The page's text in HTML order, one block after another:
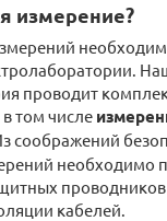
измерение?
проводит
том числе
соображений
необходимо
кабелей.